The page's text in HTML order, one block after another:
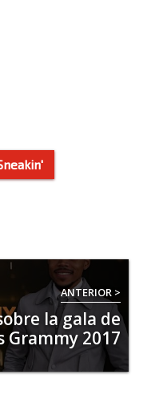
ANTERIOR >
la gala de
Grammy 2017